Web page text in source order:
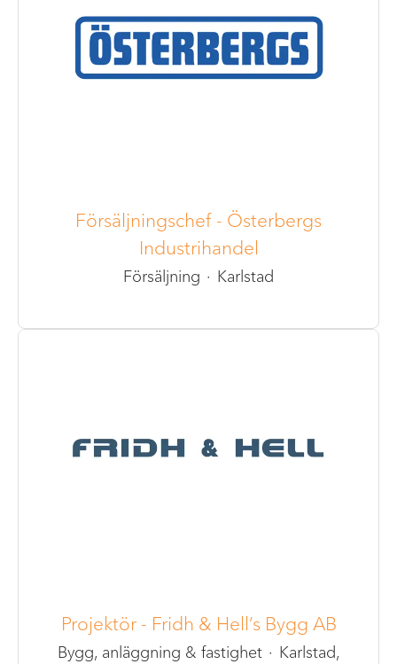
Försäljningschef - Österbergs
Industrihandel
Försäljning · Karlstad
Projektör - Fridh & Hell’s Bygg AB
Bygg, anläggning & fastighet · Karlstad,